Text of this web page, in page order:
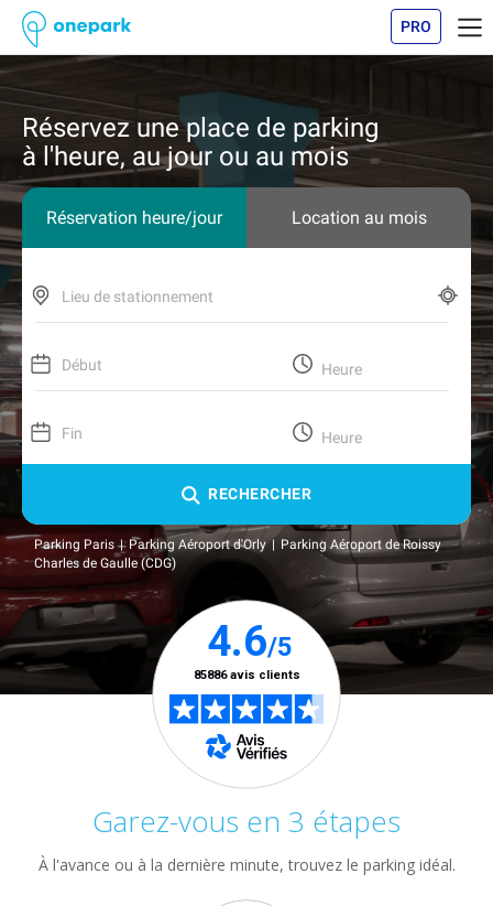
PRO
Réservez une place de parking
à l'heure, au jour ou au mois
Réservation heure/jour Location au mois
Lieu de stationnement
Début Heure
Fin Heure
RECHERCHER
Parking Paris Parking Aéroport d'Orly
Parking Aéroport de Roissy
Charles de Gaulle (CDG)
Garez-vous en 3 étapes
À l'avance ou à la dernière minute, trouvez le parking idéal.